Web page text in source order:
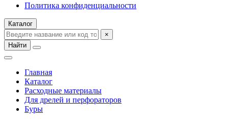
Политика конфиденциальности
Каталог
×
Найти
Главная
Каталог
Расходные материалы
Для дрелей и перфораторов
Буры